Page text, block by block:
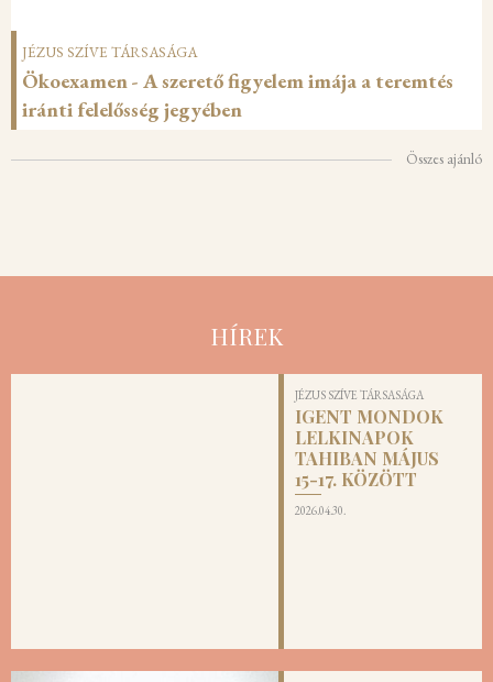
JÉZUS SZÍVE TÁRSASÁGA
Ökoexamen - A szerető figyelem imája a teremtés
iránti felelősség jegyében
Összes ajánló
HÍREK
JÉZUS SZÍVE TÁRSASÁGA
IGENT MONDOK
LELKINAPOK
TAHIBAN MÁJUS
15-17. KÖZÖTT
2026.04.30.